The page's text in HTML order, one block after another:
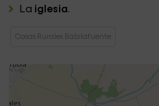
La iglesia.
Casas Rurales Babilafuente